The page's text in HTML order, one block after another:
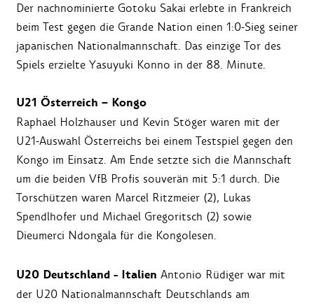
Der nachnominierte Gotoku Sakai erlebte in Frankreich
beim Test gegen die Grande Nation einen 1:0-Sieg seiner
japanischen Nationalmannschaft. Das einzige Tor des
Spiels erzielte Yasuyuki Konno in der 88. Minute.
U21 Österreich – Kongo
Raphael Holzhauser und Kevin Stöger waren mit der
U21-Auswahl Österreichs bei einem Testspiel gegen den
Kongo im Einsatz. Am Ende setzte sich die Mannschaft
um die beiden VfB Profis souverän mit 5:1 durch. Die
Torschützen waren Marcel Ritzmeier (2), Lukas
Spendlhofer und Michael Gregoritsch (2) sowie
Dieumerci Ndongala für die Kongolesen.
U20 Deutschland - Italien Antonio Rüdiger war mit
der U20 Nationalmannschaft Deutschlands am